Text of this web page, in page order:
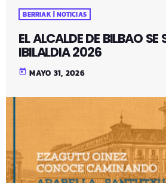
BERRIAK | NOTICIAS
EL ALCALDE DE BILBAO SE
IBILALDIA 2026
today MAYO 31, 2026